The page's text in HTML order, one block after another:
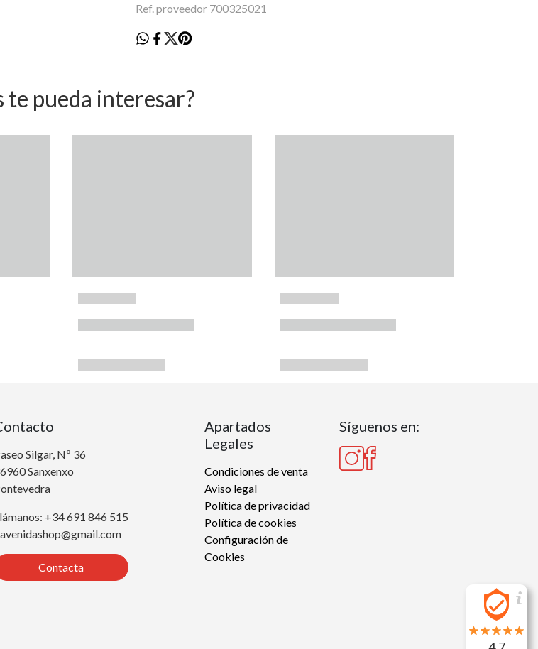
Ref. proveedor 700325021
te pueda interesar?
Silgar, Nº 36
Sanxenxo
+34 691 846 515
Contacta
Apartados
Legales
Condiciones de venta
Aviso legal
Política de privacidad
Política de cookies
Configuración de
Cookies
Síguenos en: